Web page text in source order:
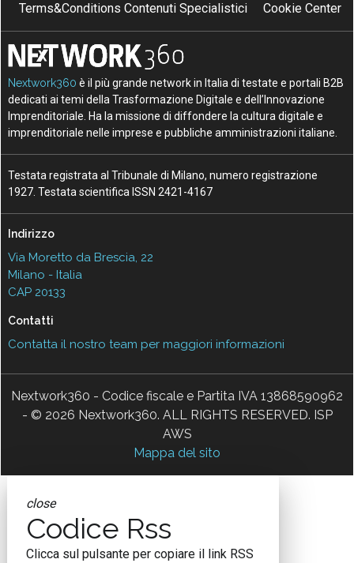
Terms&Conditions Contenuti Specialistici
Cookie Center
Nextwork360 è il più grande network in Italia di testate e portali B2B
dedicati ai temi della Trasformazione Digitale e dell’Innovazione
Imprenditoriale. Ha la missione di diffondere la cultura digitale e
imprenditoriale nelle imprese e pubbliche amministrazioni italiane.
Testata registrata al Tribunale di Milano, numero registrazione
1927. Testata scientifica ISSN 2421-4167
Indirizzo
Via Moretto da Brescia, 22
Milano - Italia
CAP 20133
Contatti
Contatta il nostro team per maggiori informazioni
Nextwork360 - Codice fiscale e Partita IVA 13868590962
- © 2026 Nextwork360. ALL RIGHTS RESERVED. ISP
AWS
Mappa del sito
close
Codice Rss
Clicca sul pulsante per copiare il link RSS